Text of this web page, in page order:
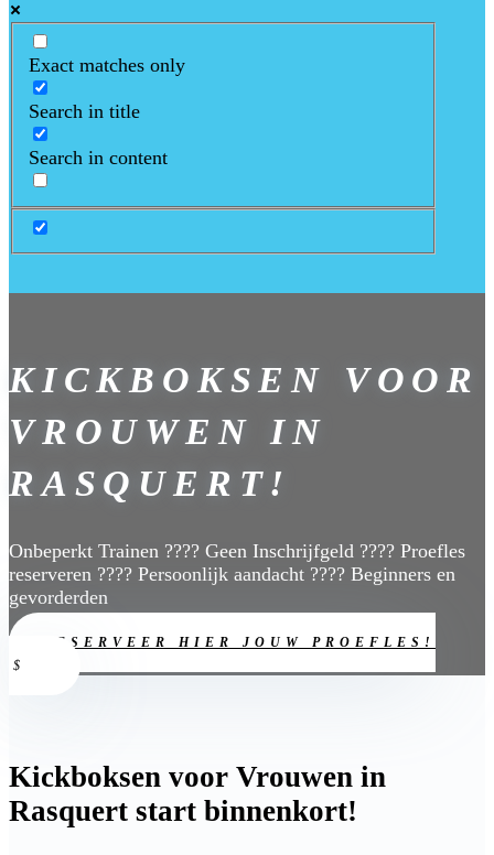
Exact matches only
Search in title
Search in content
KICKBOKSEN VOOR
VROUWEN IN
RASQUERT!
Onbeperkt Trainen ???? Geen Inschrijfgeld ???? Proefles
reserveren ???? Persoonlijk aandacht ???? Beginners en
gevorderden
RESERVEER HIER JOUW PROEFLES!
Kickboksen voor Vrouwen in
Rasquert start binnenkort!